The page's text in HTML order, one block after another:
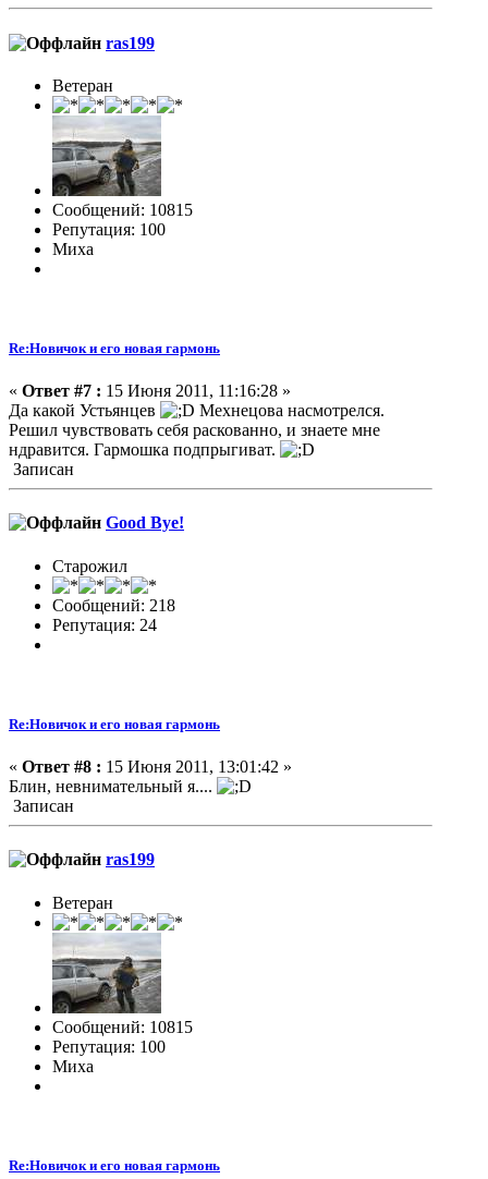
ras199
Ветеран
Сообщений: 10815
Репутация: 100
Миха
Re:Новичок и его новая гармонь
« Ответ #7 : 15 Июня 2011, 11:16:28 »
Да какой Устьянцев
Мехнецова насмотрелся.
Решил чувствовать себя раскованно, и знаете мне
ндравится. Гармошка подпрыгиват.
Записан
Good Bye!
Старожил
Сообщений: 218
Репутация: 24
Re:Новичок и его новая гармонь
« Ответ #8 : 15 Июня 2011, 13:01:42 »
Блин, невнимательный я....
Записан
ras199
Ветеран
Сообщений: 10815
Репутация: 100
Миха
Re:Новичок и его новая гармонь